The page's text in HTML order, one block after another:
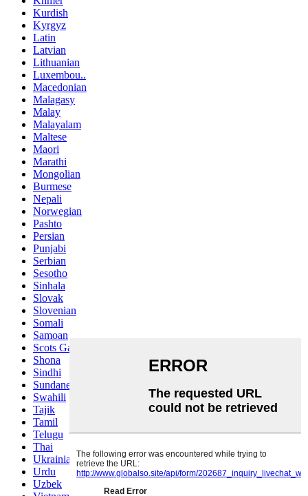
Kurdish
Kyrgyz
Latin
Latvian
Lithuanian
Luxembou..
Macedonian
Malagasy
Malay
Malayalam
Maltese
Maori
Marathi
Mongolian
Burmese
Nepali
Norwegian
Pashto
Persian
Punjabi
Serbian
Sesotho
Sinhala
Slovak
Slovenian
Somali
Samoan
Scots Gaelic
Shona
Sindhi
Sundanese
Swahili
Tajik
Tamil
Telugu
Thai
Ukrainian
Urdu
Uzbek